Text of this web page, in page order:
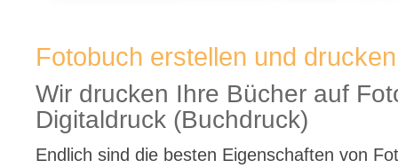
Fotobuch erstellen und
Wir drucken Ihre Bücher auf
Digitaldruck (Buchdruck)
Endlich sind die besten Eigenschaften von